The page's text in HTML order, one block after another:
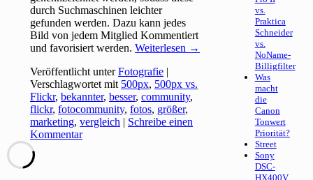
durch Suchmaschinen leichter
gefunden werden. Dazu kann jedes
Bild von jedem Mitglied Kommentiert
und favorisiert werden.Weiterlesen →
Veröffentlicht unter Fotografie |
Verschlagwortet mit 500px, 500px vs.
Flickr,bekannter,besser,community,
flickr,fotocommunity,fotos, größer,
marketing,vergleich | Schreibe einen
Kommentar
vs.
Praktica
Schneider
vs.
NoName-
Billigfilter
Was
macht
die
Canon
Tonwert
Priorität?
Street
Sony
DSC-
HX400V